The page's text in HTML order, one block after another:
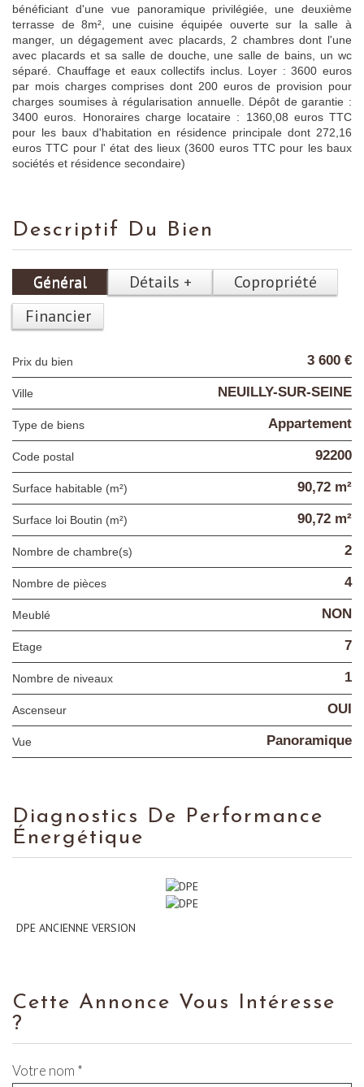
bénéficiant d'une vue panoramique privilégiée, une deuxième
terrasse de 8m², une cuisine équipée ouverte sur la salle à
manger, un dégagement avec placards, 2 chambres dont l'une
avec placards et sa salle de douche, une salle de bains, un wc
séparé. Chauffage et eaux collectifs inclus. Loyer : 3600 euros
par mois charges comprises dont 200 euros de provision pour
charges soumises à régularisation annuelle. Dépôt de garantie :
3400 euros. Honoraires charge locataire : 1360,08 euros TTC
pour les baux d'habitation en résidence principale dont 272,16
euros TTC pour l' état des lieux (3600 euros TTC pour les baux
sociétés et résidence secondaire)
Descriptif Du Bien
Général Détails +
Copropriété
Financier
Prix du bien 3 600 €
Ville NEUILLY-SUR-SEINE
Type de biens Appartement
Code postal 92200
Surface habitable (m²) 90,72 m²
Surface loi Boutin (m²) 90,72 m²
Nombre de chambre(s) 2
Nombre de pièces 4
Meublé NON
Etage 7
Nombre de niveaux 1
Ascenseur OUI
Vue Panoramique
Diagnostics De Performance
Énergétique
DPE ANCIENNE VERSION
Cette Annonce Vous Intéresse
?
Votre nom *